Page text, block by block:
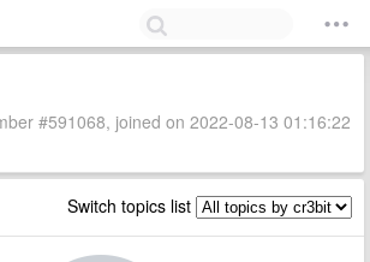
#591068, joined on 2022-08-13 01:16:22
Switch topics list